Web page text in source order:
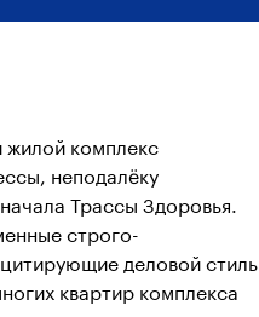
комплекс
неподалёку
Трассы Здоровья.
строго-
деловой стиль
квартир комплекса